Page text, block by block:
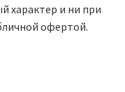
характер и ни при
офертой.